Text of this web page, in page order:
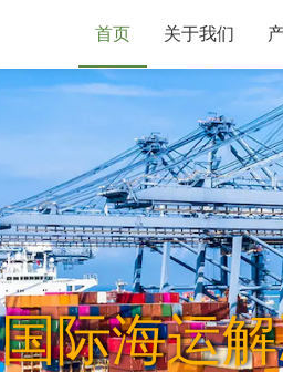
首页 关于我们
国际海运